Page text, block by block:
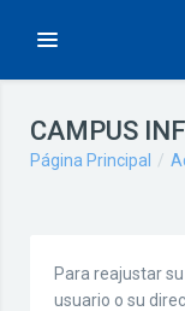
Expandir
CAMPUS INF
Página Principal
Para reajustar
usuario o su